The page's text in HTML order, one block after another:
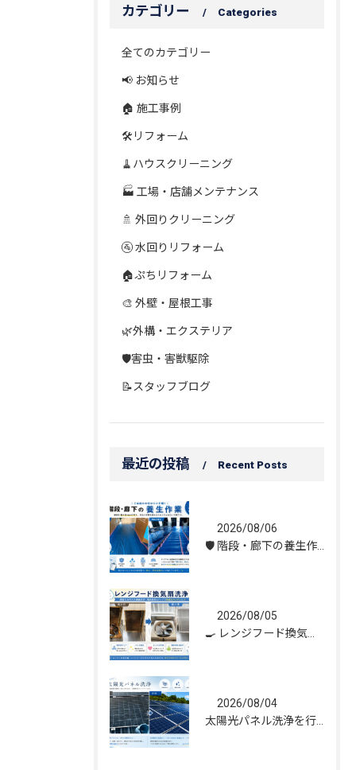
カテゴリー Categories
全てのカテゴリー
📢 お知らせ
🏠 施工事例
🛠️リフォーム
🧹ハウスクリーニング
🏭 工場・店舗メンテナンス
🚿 外回りクリーニング
🚰 水回りリフォーム
🏠ぷちリフォーム
🎨 外壁・屋根工事
🌿外構・エクステリア
🛡️害虫・害獣駆除
📝スタッフブログ
最近の投稿 Recent Posts
2026/08/06
2026/08/05
2026/08/04